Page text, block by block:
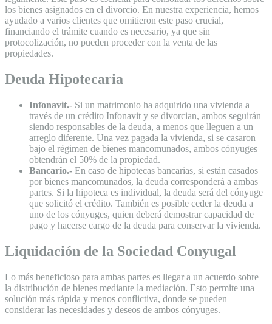
los bienes asignados en el divorcio. En nuestra experiencia, hemos
ayudado a varios clientes que omitieron este paso crucial,
financiando el trámite cuando es necesario, ya que sin
protocolización, no pueden proceder con la venta de las
propiedades.
Deuda Hipotecaria
Infonavit.- Si un matrimonio ha adquirido una vivienda a
través de un crédito Infonavit y se divorcian, ambos seguirán
siendo responsables de la deuda, a menos que lleguen a un
arreglo diferente. Una vez pagada la vivienda, si se casaron
bajo el régimen de bienes mancomunados, ambos cónyuges
obtendrán el 50% de la propiedad.
Bancario.- En caso de hipotecas bancarias, si están casados
por bienes mancomunados, la deuda corresponderá a ambas
partes. Si la hipoteca es individual, la deuda será del cónyuge
que solicitó el crédito. También es posible ceder la deuda a
uno de los cónyuges, quien deberá demostrar capacidad de
pago y hacerse cargo de la deuda para conservar la vivienda.
Liquidación de la Sociedad Conyugal
Lo más beneficioso para ambas partes es llegar a un acuerdo sobre
la distribución de bienes mediante la mediación. Esto permite una
solución más rápida y menos conflictiva, donde se pueden
considerar las necesidades y deseos de ambos cónyuges.